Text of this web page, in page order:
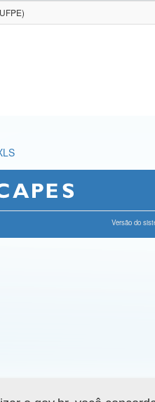
Versão do